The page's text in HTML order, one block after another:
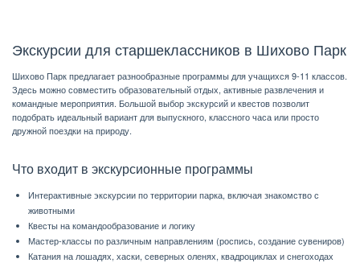
Экскурсии для старшеклассников в Шихово Парк
Шихово Парк предлагает разнообразные программы для учащихся 9-11 классов.
Здесь можно совместить образовательный отдых, активные развлечения и
командные мероприятия. Большой выбор экскурсий и квестов позволит
подобрать идеальный вариант для выпускного, классного часа или просто
дружной поездки на природу.
Что входит в экскурсионные программы
Интерактивные экскурсии по территории парка, включая знакомство с
животными
Квесты на командообразование и логику
Мастер-классы по различным направлениям (роспись, создание сувениров)
Катания на лошадях, хаски, северных оленях, квадроциклах и снегоходах